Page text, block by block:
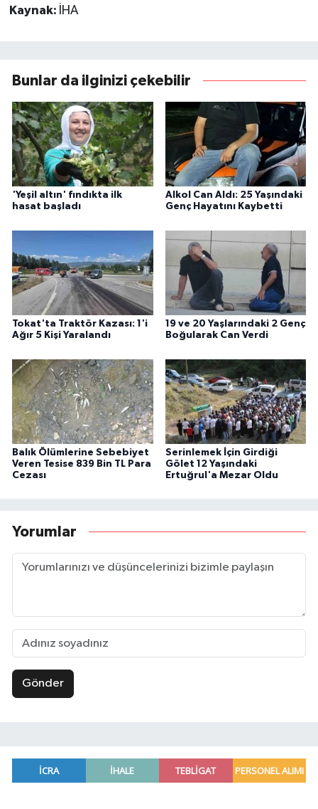
Kaynak: İHA
Bunlar da ilginizi çekebilir
'Yeşil altın' fındıkta ilk
hasat başladı
Alkol Can Aldı: 25 Yaşındaki
Genç Hayatını Kaybetti
Tokat'ta Traktör Kazası: 1'i
Ağır 5 Kişi Yaralandı
19 ve 20 Yaşlarındaki 2 Genç
Boğularak Can Verdi
Balık Ölümlerine Sebebiyet
Veren Tesise 839 Bin TL Para
Cezası
Serinlemek İçin Girdiği
Gölet 12 Yaşındaki
Ertuğrul'a Mezar Oldu
Yorumlar
Gönder